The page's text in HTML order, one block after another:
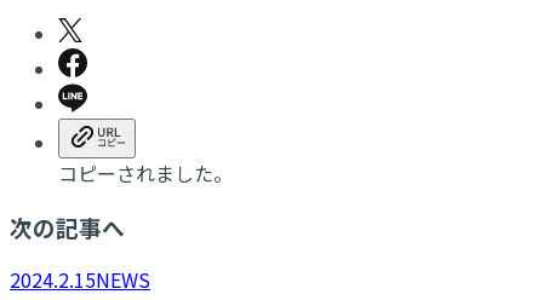
コピーされました。
次の記事へ
2024.2.15NEWS